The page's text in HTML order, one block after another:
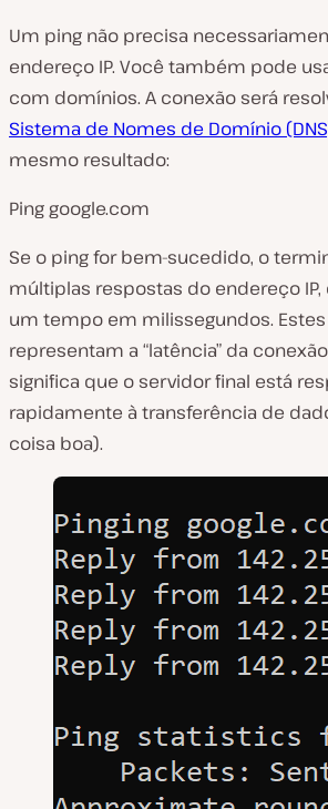
Um ping não precisa
endereço IP. Você também pode
com domínios. A conexão será
Sistema de Nomes de Domínio
mesmo resultado:
Ping google.com
Se o ping for bem-sucedido, o
múltiplas respostas do endereço
um tempo em milissegundos.
representam a “latência” da
significa que o servidor final está
rapidamente à transferência de
coisa boa).